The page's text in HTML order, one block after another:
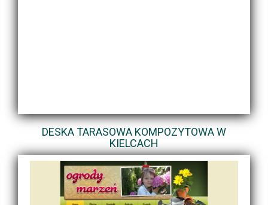
DESKA TARASOWA KOMPOZYTOWA W
KIELCACH